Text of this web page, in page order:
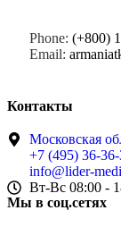
Phone: (+800)
Email:
Контакты
Московская
+7 (495) 36-
info@lider-
Вт-Вс 08:00 -
Мы в соц.сетях